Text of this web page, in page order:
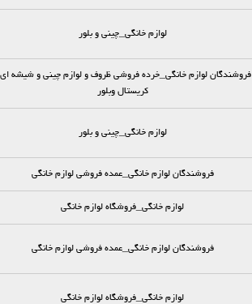
لوازم خانگی_چینی و بلور
فروشندگان لوازم خانگی_خرده فروشي ظروف و لوازم چيني و شيشه
كريستال وبلور
لوازم خانگی_چینی و بلور
فروشندگان لوازم خانگی_عمده فروشي لوازم خانگي
لوازم خانگی_فروشگاه لوازم خانگی
فروشندگان لوازم خانگی_عمده فروشي لوازم خانگي
لوازم خانگی_فروشگاه لوازم خانگی